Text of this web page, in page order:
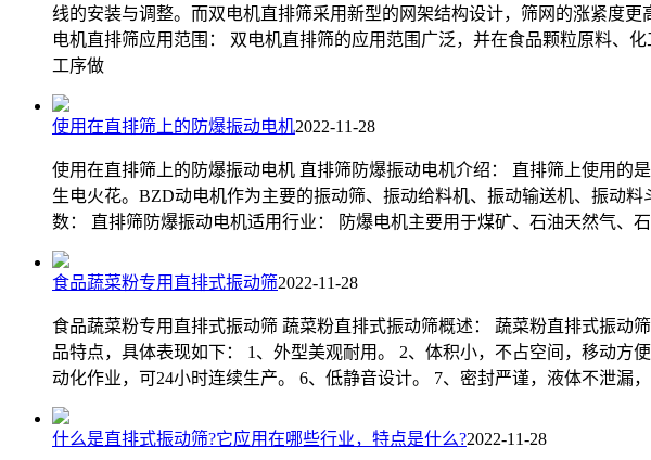
线的安装与调整。而双电机直排筛采用新型的网架结构设计，筛网的涨紧度
电机直排筛应用范围： 双电机直排筛的应用范围广泛，并在食品颗粒原料、
工序做
使用在直排筛上的防爆振动电机2022-11-28
使用在直排筛上的防爆振动电机 直排筛防爆振动电机介绍： 直排筛上使用
生电火花。BZD动电机作为主要的振动筛、振动给料机、振动输送机、振动
数： 直排筛防爆振动电机适用行业： 防爆电机主要用于煤矿、石油天然气、
食品蔬菜粉专用直排式振动筛2022-11-28
食品蔬菜粉专用直排式振动筛 蔬菜粉直排式振动筛概述： 蔬菜粉直排式振动
品特点，具体表现如下： 1、外型美观耐用。 2、体积小，不占空间，移动方
动化作业，可24小时连续生产。 6、低静音设计。 7、密封严谨，液体不泄漏
什么是直排式振动筛?它应用在哪些行业，特点是什么?2022-11-28